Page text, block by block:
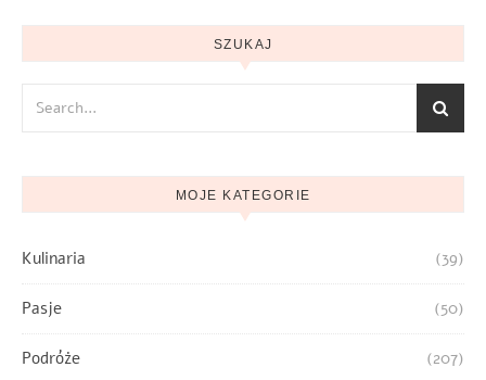
SZUKAJ
MOJE KATEGORIE
Kulinaria (39)
Pasje (50)
Podróże (207)